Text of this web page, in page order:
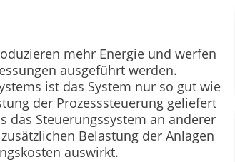
mehr Energie und werfen
ausgeführt werden.
ist das System nur so gut wie
der Prozesssteuerung geliefert
das Steuerungssystem an anderer
Belastung der Anlagen
auswirkt.